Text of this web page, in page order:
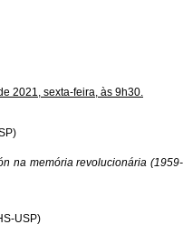
2021, sexta-feira, às 9h30.
na memória revolucionária (1959-
USP)